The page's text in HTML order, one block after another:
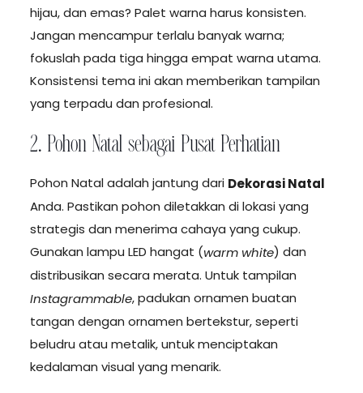
hijau, dan emas? Palet warna harus konsisten.
Jangan mencampur terlalu banyak warna;
fokuslah pada tiga hingga empat warna utama.
Konsistensi tema ini akan memberikan tampilan
yang terpadu dan profesional.
2. Pohon Natal sebagai Pusat Perhatian
Pohon Natal adalah jantung dari Dekorasi Natal
Anda. Pastikan pohon diletakkan di lokasi yang
strategis dan menerima cahaya yang cukup.
Gunakan lampu LED hangat (warm white) dan
distribusikan secara merata. Untuk tampilan
Instagrammable, padukan ornamen buatan
tangan dengan ornamen bertekstur, seperti
beludru atau metalik, untuk menciptakan
kedalaman visual yang menarik.